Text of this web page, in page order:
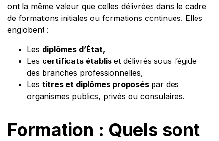
ont la même valeur que celles délivrées dans le cadre
de formations initiales ou formations continues. Elles
englobent :
Les diplômes d’État,
Les certificats établis et délivrés sous l’égide
des branches professionnelles,
Les titres et diplômes proposés par des
organismes publics, privés ou consulaires.
Formation : Quels sont